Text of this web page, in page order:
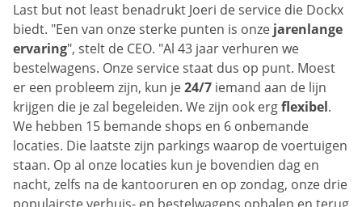
Last but not least benadrukt Joeri de service die Dockx
biedt. "Een van onze sterke punten is onze jarenlange
ervaring", stelt de CEO. "Al 43 jaar verhuren we
bestelwagens. Onze service staat dus op punt. Moest
er een probleem zijn, kun je24/7 iemand aan de lijn
krijgen die je zal begeleiden. We zijn ook ergflexibel.
We hebben 15 bemande shops en 6 onbemande
locaties. Die laatste zijn parkings waarop de voertuigen
staan. Op al onze locaties kun je bovendien dag en
nacht, zelfs na de kantooruren en op zondag, onze drie